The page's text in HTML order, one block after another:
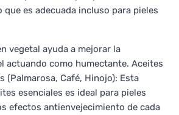
es adecuada incluso para pieles
vegetal ayuda a mejorar la
actuando como humectante. Aceites
(Palmarosa, Café, Hinojo): Esta
esenciales es ideal para pieles
efectos antienvejecimiento de cada